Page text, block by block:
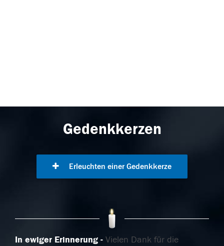
Gedenkkerzen
Erleuchten einer Gedenkkerze
In ewiger Erinnerung
Vielen Dank für die